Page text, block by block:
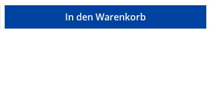
Gib den gewünschten Wert
In den Warenkorb